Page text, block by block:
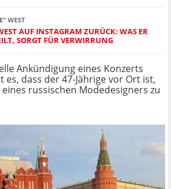
WEST
AUF INSTAGRAM ZURÜCK: WAS ER
SORGT FÜR VERWIRRUNG
Ankündigung eines Konzerts
dass der 47-Jährige vor Ort ist,
russischen Modedesigners zu